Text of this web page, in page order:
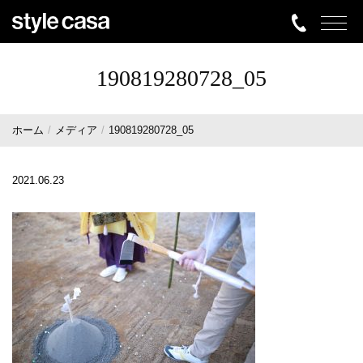
190819280728_05
ホーム メディア 190819280728_05
2021.06.23